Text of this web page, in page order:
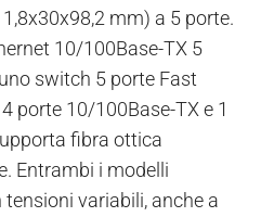
mm) a 5 porte.
10/100Base-TX 5
switch 5 porte Fast
porte 10/100Base-TX e 1
fibra ottica
Entrambi i modelli
variabili, anche a